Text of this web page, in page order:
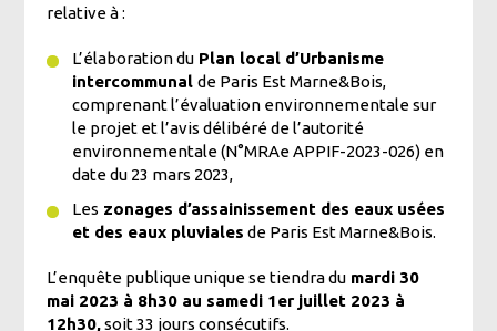
relative à :
L’élaboration du Plan local d’Urbanisme
intercommunalde Paris Est Marne&Bois,
comprenant l’évaluation environnementale sur
le projet et l’avis délibéré de l’autorité
environnementale (N°MRAe APPIF-2023-026) en
date du 23 mars 2023,
Les zonages d’assainissement des eaux usées
et des eaux pluviales de Paris Est Marne&Bois.
L’enquête publique unique se tiendra du mardi 30
mai 2023 à 8h30 au samedi 1er juillet 2023 à
12h30,soit 33 jours consécutifs.